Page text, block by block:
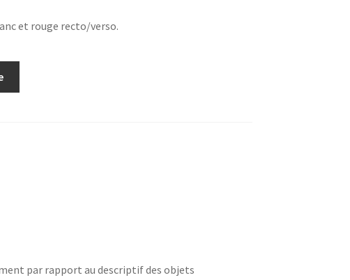
et rouge recto/verso.
par rapport au descriptif des objets